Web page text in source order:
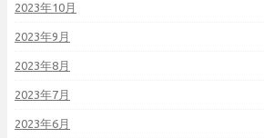
2023年10月
2023年9月
2023年8月
2023年7月
2023年6月